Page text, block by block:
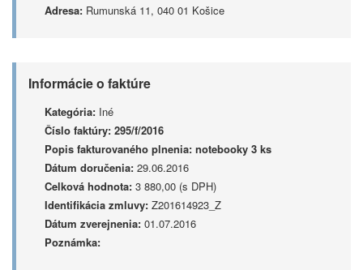
Adresa: Rumunská 11, 040 01 Košice
Informácie o faktúre
Kategória: Iné
Číslo faktúry: 295/f/2016
Popis fakturovaného plnenia: notebooky 3 ks
Dátum doručenia: 29.06.2016
Celková hodnota: 3 880,00 (s DPH)
Identifikácia zmluvy: Z201614923_Z
Dátum zverejnenia: 01.07.2016
Poznámka: